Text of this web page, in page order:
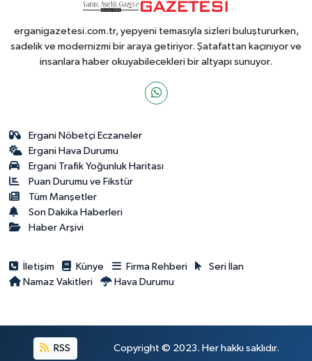
erganigazetesi.com.tr, yepyeni temasıyla sizleri buluştururken,
sadelik ve modernizmi bir araya getiriyor. Şatafattan kaçınıyor ve
insanlara haber okuyabilecekleri bir altyapı sunuyor.
Ergani Nöbetçi Eczaneler
Ergani Hava Durumu
Ergani Trafik Yoğunluk Haritası
Puan Durumu ve Fikstür
Tüm Manşetler
Son Dakika Haberleri
Haber Arşivi
İletişim Künye Firma Rehberi
Seri İlan
Namaz Vakitleri
Hava Durumu
RSS Copyright © 2023. Her hakkı saklıdır.